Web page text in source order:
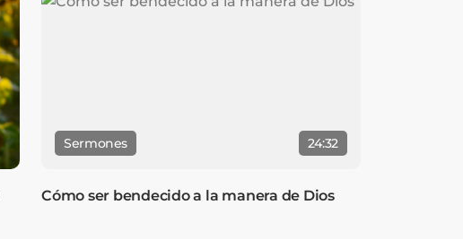
Sermones 24:32
Cómo ser bendecido a la manera de Dios